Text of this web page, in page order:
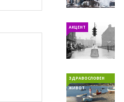
АКЦЕНТ
ЗДРАВОСЛОВЕН
ЖИВОТ